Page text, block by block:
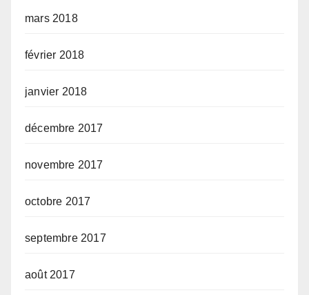
mars 2018
février 2018
janvier 2018
décembre 2017
novembre 2017
octobre 2017
septembre 2017
août 2017